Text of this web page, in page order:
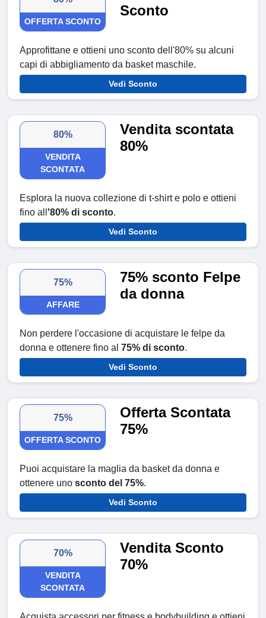
OFFERTA SCONTO
Sconto
Approfittane e ottieni uno sconto dell'80% su alcuni
capi di abbigliamento da basket maschile.
Vedi Sconto
80%
VENDITA
SCONTATA
Vendita scontata
80%
Esplora la nuova collezione di t-shirt e polo e ottieni
fino all '80% di sconto.
Vedi Sconto
75%
AFFARE
75% sconto Felpe
da donna
Non perdere l'occasione di acquistare le felpe da
donna e ottenere fino al 75% di sconto.
Vedi Sconto
75%
OFFERTA SCONTO
Offerta Scontata
75%
Puoi acquistare la maglia da basket da donna e
ottenere uno sconto del 75%.
Vedi Sconto
70%
VENDITA
SCONTATA
Vendita Sconto
70%